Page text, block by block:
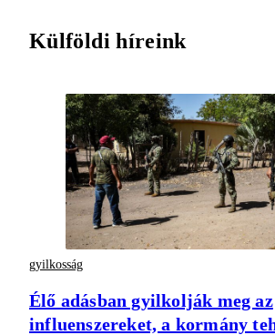
Külföldi híreink
gyilkosság
Élő adásban gyilkolják meg az
influenszereket, a kormány